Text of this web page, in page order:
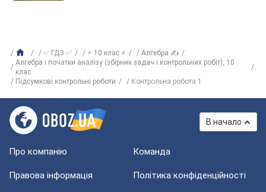
✅ ГДЗ ✅ ⚡ 10 клас ⚡
Алгебра ✍
Алгебра і початки аналізу (збірник задач і контрольних робіт), 10
клас
Підсумкові контрольні роботи
Контрольна робота 1
В начало
Про компанію Команда
Правова інформація Політика конфіденційності